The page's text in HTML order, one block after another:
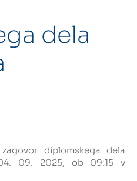
Webmail
dela
diplomskega dela
09. 2025, ob 09:15 v